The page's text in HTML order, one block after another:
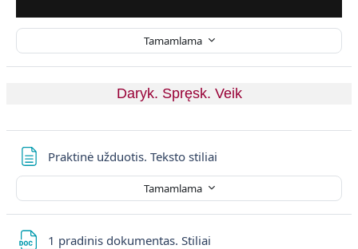
Tamamlama
Daryk. Spręsk. Veik
Praktinė užduotis. Teksto stiliai
Tamamlama
1 pradinis dokumentas. Stiliai